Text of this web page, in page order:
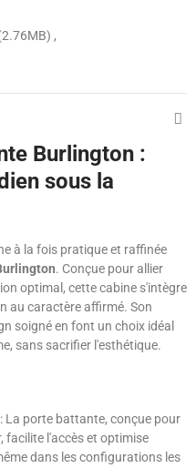
Burlington :
sous la
à la fois pratique et raffinée
. Conçue pour allier
optimal, cette cabine s'intègre
au caractère affirmé. Son
soigné en font un choix idéal
sans sacrifier l'esthétique.
: La porte battante, conçue pour
facilite l'accès et optimise
dans les configurations les